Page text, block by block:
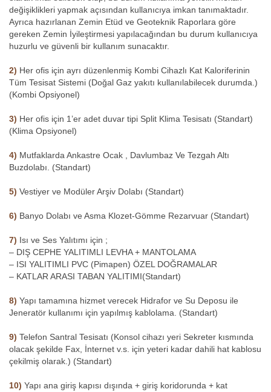
değişiklikleri yapmak açısından kullanıcıya imkan tanımaktadır.
Ayrıca hazırlanan Zemin Etüd ve Geoteknik Raporlara göre
gereken Zemin İyileştirmesi yapılacağından bu durum kullanıcıya
huzurlu ve güvenli bir kullanım sunacaktır.
2) Her ofis için ayrı düzenlenmiş Kombi Cihazlı Kat Kaloriferinin
Tüm Tesisat Sistemi (Doğal Gaz yakıtı kullanılabilecek durumda.)
(Kombi Opsiyonel)
3) Her ofis için 1’er adet duvar tipi Split Klima Tesisatı (Standart)
(Klima Opsiyonel)
4) Mutfaklarda Ankastre Ocak , Davlumbaz Ve Tezgah Altı
Buzdolabı. (Standart)
5) Vestiyer ve Modüler Arşiv Dolabı (Standart)
6) Banyo Dolabı ve Asma Klozet-Gömme Rezarvuar (Standart)
7) Isı ve Ses Yalıtımı için ;
– DIŞ CEPHE YALITIMLI LEVHA + MANTOLAMA
– ISI YALITIMLI PVC (Pimapen) ÖZEL DOĞRAMALAR
– KATLAR ARASI TABAN YALITIMI(Standart)
8) Yapı tamamına hizmet verecek Hidrafor ve Su Deposu ile
Jeneratör kullanımı için yapılmış kablolama. (Standart)
9) Telefon Santral Tesisatı (Konsol cihazı yeri Sekreter kısmında
olacak şekilde Fax, İnternet v.s. için yeteri kadar dahili hat kablosu
çekilmiş olarak.) (Standart)
10) Yapı ana giriş kapısı dışında + giriş koridorunda + kat